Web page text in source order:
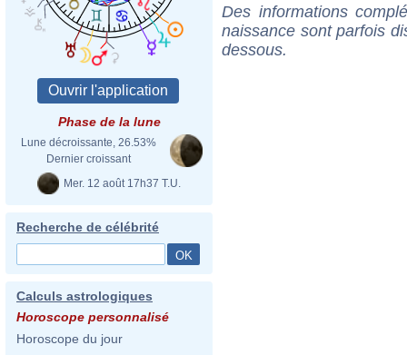
Phase de la lune
Lune décroissante, 26.53%
Dernier croissant
Mer. 12 août 17h37 T.U.
Recherche de célébrité
Calculs astrologiques
Horoscope personnalisé
Horoscope du jour
Des informations
naissance sont parfois
dessous.